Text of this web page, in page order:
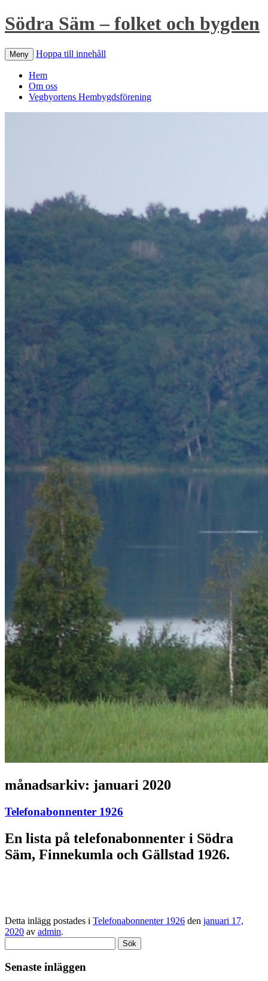
Södra Säm – folket och bygden
Meny Hoppa till innehåll
Hem
Om oss
Vegbyortens Hembygdsförening
månadsarkiv: januari 2020
Telefonabonnenter 1926
En lista på telefonabonnenter i Södra
Säm, Finnekumla och Gällstad 1926.
Detta inlägg postades i Telefonabonnenter 1926 den januari 17,
2020 av admin.
efter:
Senaste inläggen